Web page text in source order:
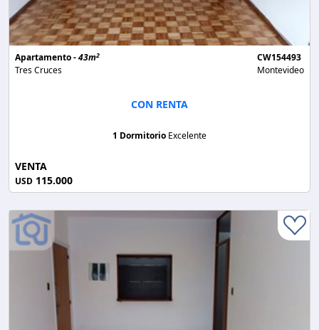
Apartamento -43m2
Tres Cruces
CW154493
Montevideo
CON RENTA
1 Dormitorio Excelente
VENTA
USD 115.000